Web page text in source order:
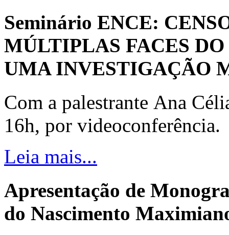
Seminário ENCE:
MÚLTIPLAS FACES
UMA INVESTIGAÇÃO
Com a palestrante Ana
16h, por videoconferência.
Leia mais...
Apresentação de
do Nascimento